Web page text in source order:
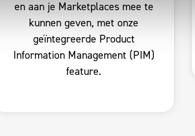
en aan je Marketplaces mee te
kunnen geven, met onze
geïntegreerde Product
Information Management (PIM)
feature.